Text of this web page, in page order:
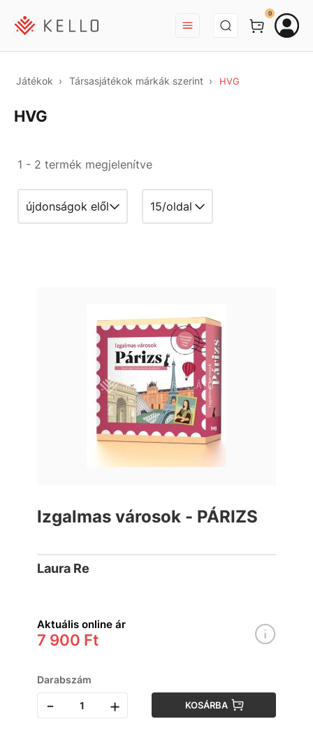
BEJELENTKEZÉS
0
Játékok Társasjátékok márkák szerint HVG
HVG
1 - 2 termék megjelenítve
Izgalmas városok - PÁRIZS
Laura Re
Aktuális online ár
7 900 Ft
Darabszám
- + KOSÁRBA